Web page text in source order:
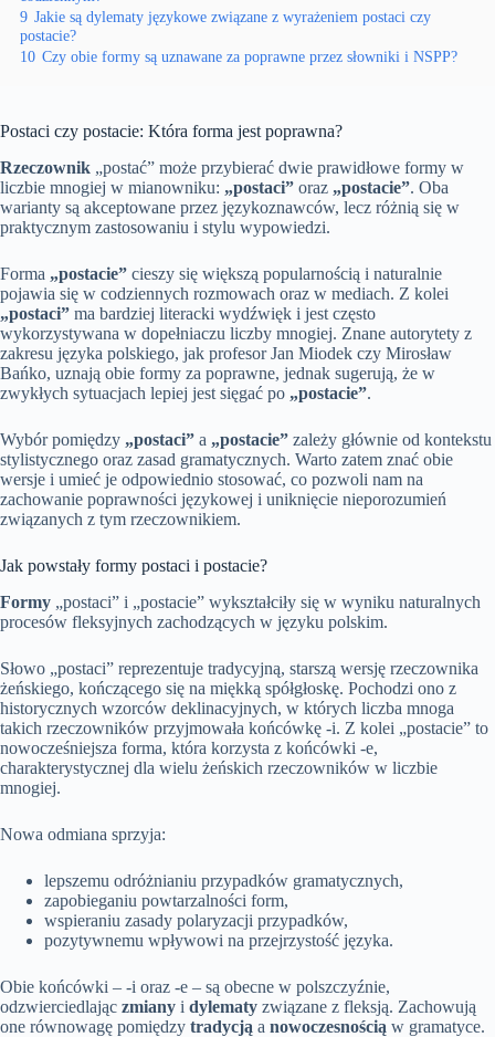
9 Jakie są dylematy językowe związane z wyrażeniem postaci czy
postacie?
10 Czy obie formy są uznawane za poprawne przez słowniki i NSPP?
Postaci czy postacie: Która forma jest poprawna?
Rzeczownik „postać” może przybierać dwie prawidłowe formy w
liczbie mnogiej w mianowniku: „postaci” oraz „postacie”. Oba
warianty są akceptowane przez językoznawców, lecz różnią się w
praktycznym zastosowaniu i stylu wypowiedzi.
Forma „postacie” cieszy się większą popularnością i naturalnie
pojawia się w codziennych rozmowach oraz w mediach. Z kolei
„postaci” ma bardziej literacki wydźwięk i jest często
wykorzystywana w dopełniaczu liczby mnogiej. Znane autorytety z
zakresu języka polskiego, jak profesor Jan Miodek czy Mirosław
Bańko, uznają obie formy za poprawne, jednak sugerują, że w
zwykłych sytuacjach lepiej jest sięgać po „postacie”.
Wybór pomiędzy „postaci” a „postacie” zależy głównie od kontekstu
stylistycznego oraz zasad gramatycznych. Warto zatem znać obie
wersje i umieć je odpowiednio stosować, co pozwoli nam na
zachowanie poprawności językowej i uniknięcie nieporozumień
związanych z tym rzeczownikiem.
Jak powstały formy postaci i postacie?
Formy „postaci” i „postacie” wykształciły się w wyniku naturalnych
procesów fleksyjnych zachodzących w języku polskim.
Słowo „postaci” reprezentuje tradycyjną, starszą wersję rzeczownika
żeńskiego, kończącego się na miękką spółgłoskę. Pochodzi ono z
historycznych wzorców deklinacyjnych, w których liczba mnoga
takich rzeczowników przyjmowała końcówkę -i. Z kolei „postacie” to
nowocześniejsza forma, która korzysta z końcówki -e,
charakterystycznej dla wielu żeńskich rzeczowników w liczbie
mnogiej.
Nowa odmiana sprzyja:
lepszemu odróżnianiu przypadków gramatycznych,
zapobieganiu powtarzalności form,
wspieraniu zasady polaryzacji przypadków,
pozytywnemu wpływowi na przejrzystość języka.
Obie końcówki – -i oraz -e – są obecne w polszczyźnie,
odzwierciedlając zmiany i dylematy związane z fleksją. Zachowują
one równowagę pomiędzy tradycją a nowoczesnością w gramatyce.